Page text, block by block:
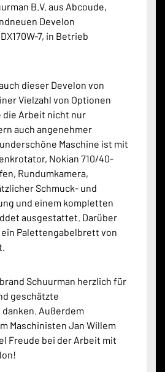
B.V. aus Abcoude,
Develon
7, in Betrieb
dieser Develon von
Vielzahl von Optionen
Arbeit nicht nur
auch angenehmer
Maschine ist mit
Nokian 710/40-
Rundumkamera,
Schmuck- und
und einem kompletten
ausgestattet. Darüber
Palettengabelbrett von
Schuurman herzlich für
geschätzte
Außerdem
Maschinisten Jan Willem
Freude bei der Arbeit mit